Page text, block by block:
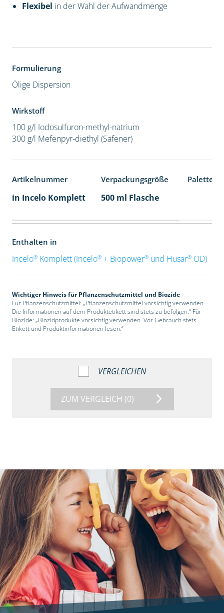
Flexibel in der Wahl der Aufwandmenge
Formulierung
Ölige Dispersion
Wirkstoff
100 g/l Iodosulfuron-methyl-natrium
300 g/l Mefenpyr-diethyl (Safener)
Artikelnummer Verpackungsgröße
in Incelo Komplett 500 ml Flasche
Enthalten in
Incelo®Komplett (Incelo®+ Biopower®und Husar®OD)
Wichtiger Hinweis für Pflanzenschutzmittel und Biozide
Für Pflanzenschutzmittel: „Pflanzenschutzmittel vorsichtig verwenden.
Die Informationen auf dem Produktetikett sind stets zu befolgen.“ Für
Biozide: „Biozidprodukte vorsichtig verwenden. Vor Gebrauch stets
Etikett und Produktinformationen lesen.“
VERGLEICHEN
ZUM VERGLEICH (0)